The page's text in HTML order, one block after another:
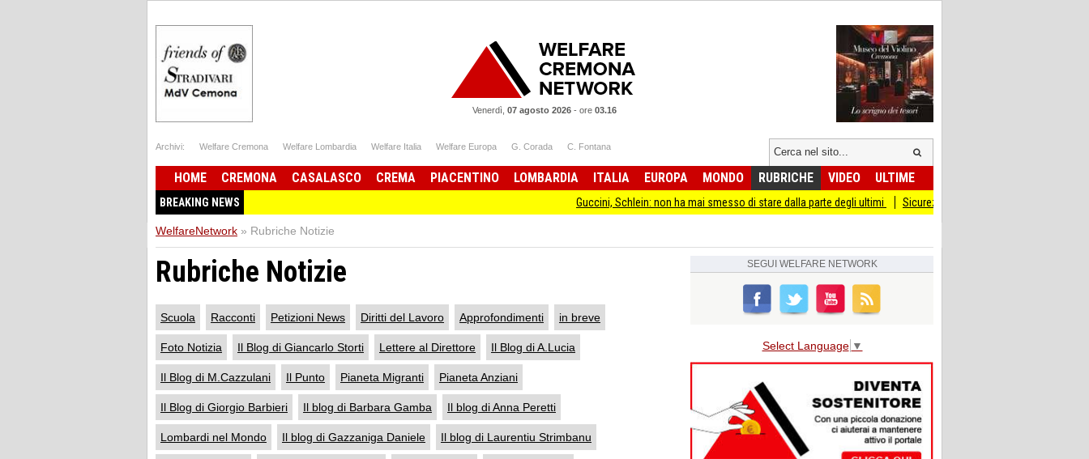
Venerdì, 07 agosto 2026 - ore 03.16
Archivi: Welfare Cremona Welfare Lombardia Welfare Italia Welfare Europa G. Corada C. Fontana
HOME CREMONA CASALASCO CREMA PIACENTINO LOMBARDIA ITALIA EUROPA MONDO RUBRICHE VIDEO ULTIME
BREAKING NEWS Guccini, Schlein: non ha mai smesso di stare dalla parte degli ultimi Sicurezza I Giovani Democratici ribattono ai Giovani di
WelfareNetwork » Rubriche Notizie
Rubriche Notizie
Scuola Racconti Petizioni News Diritti del Lavoro Approfondimenti in breve
Foto Notizia Il Blog di Giancarlo Storti Lettere al Direttore Il Blog di A.Lucia
Il Blog di M.Cazzulani Il Punto Pianeta Migranti Pianeta Anziani
Il Blog di Giorgio Barbieri Il blog di Barbara Gamba Il blog di Anna Peretti
Lombardi nel Mondo Il blog di Gazzaniga Daniele Il blog di Laurentiu Strimbanu
SEGUI WELFARE NETWORK
Select Language ▼